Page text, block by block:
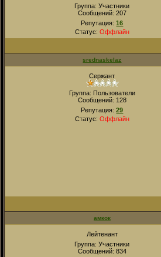
Группа: Участники
Сообщений: 207
Репутация:16
Статус: Оффлайн
srednaskelaz
Сержант
Группа: Пользователи
Сообщений: 128
Репутация:29
Статус: Оффлайн
амкок
Лейтенант
Группа: Участники
Сообщений: 834